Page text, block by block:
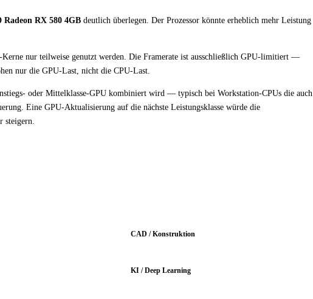
Radeon RX 580 4GB deutlich überlegen. Der Prozessor könnte erheblich mehr Leistung
nur teilweise genutzt werden. Die Framerate ist ausschließlich GPU-limitiert —
nur die GPU-Last, nicht die CPU-Last.
oder Mittelklasse-GPU kombiniert wird — typisch bei Workstation-CPUs die auch
Eine GPU-Aktualisierung auf die nächste Leistungsklasse würde die
steigern.
CAD / Konstruktion
KI / Deep Learning